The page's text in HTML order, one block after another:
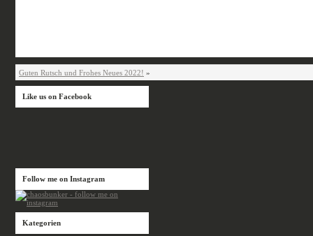
Guten Rutsch und Frohes Neues 2022! »
Like us on Facebook
Follow me on Instagram
Kategorien